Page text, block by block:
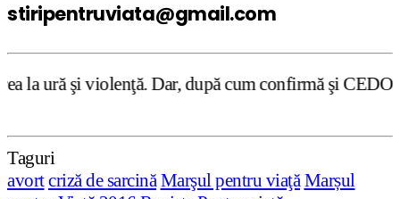
stiripentruviata@gmail.com
Dar, după cum confirmă şi CEDO în cazul
Taguri
avortcriză de sarcină Marşul pentru viaţă Marșul